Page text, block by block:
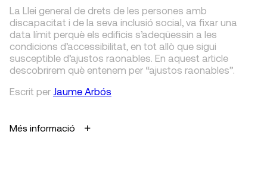
La Llei general de drets de les persones amb
discapacitat i de la seva inclusió social, va fixar una
data límit perquè els edificis s’adeqüessin a les
condicions d’accessibilitat, en tot allò que sigui
susceptible d’ajustos raonables. En aquest article
descobrirem què entenem per “ajustos raonables”.
Escrit per Jaume Arbós
Més informació